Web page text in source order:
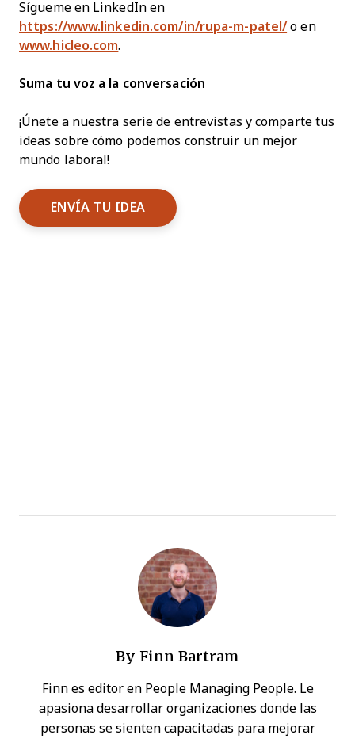
Sígueme en LinkedIn en
https://www.linkedin.com/in/rupa-m-patel/ o en
www.hicleo.com.
Suma tu voz a la conversación
¡Únete a nuestra serie de entrevistas y comparte tus
ideas sobre cómo podemos construir un mejor
mundo laboral!
ENVÍA TU IDEA
By Finn Bartram
Finn es editor en People Managing People. Le
apasiona desarrollar organizaciones donde las
personas se sienten capacitadas para mejorar